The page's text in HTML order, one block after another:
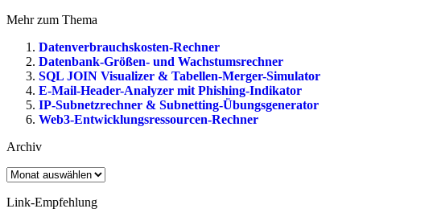
Mehr zum Thema
Datenverbrauchskosten-Rechner
Datenbank-Größen- und Wachstumsrechner
SQL JOIN Visualizer & Tabellen-Merger-Simulator
E-Mail-Header-Analyzer mit Phishing-Indikator
IP-Subnetzrechner & Subnetting-Übungsgenerator
Web3-Entwicklungsressourcen-Rechner
Archiv
Archiv
Link-Empfehlung